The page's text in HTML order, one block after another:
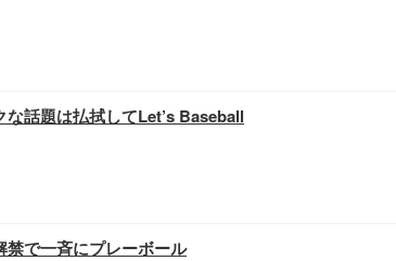
な話題は払拭してLet’s Baseball
禁で一斉にプレーボール